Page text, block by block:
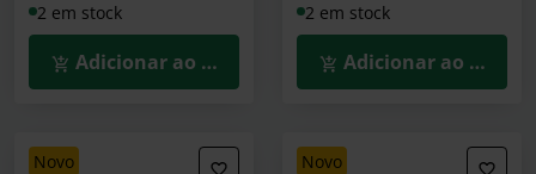
2 em stock
Adicionar ao Carrinho
2 em stock
Adicionar ao
novo
novo